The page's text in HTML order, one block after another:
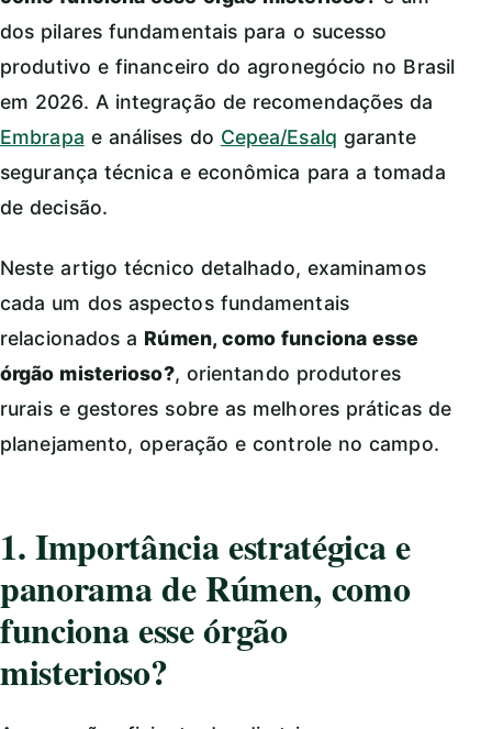
dos pilares fundamentais para o sucesso
produtivo e financeiro do agronegócio no Brasil
em 2026. A integração de recomendações da
Embrapa e análises do Cepea/Esalq garante
segurança técnica e econômica para a tomada
de decisão.
Neste artigo técnico detalhado, examinamos
cada um dos aspectos fundamentais
relacionados a Rúmen, como funciona esse
órgão misterioso?, orientando produtores
rurais e gestores sobre as melhores práticas de
planejamento, operação e controle no campo.
1. Importância estratégica e
panorama de Rúmen, como
funciona esse órgão
misterioso?